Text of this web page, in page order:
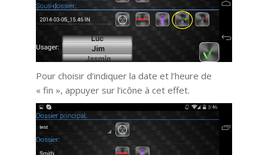
Pour choisir d’indiquer la date et l’heure de
« fin », appuyer sur l’icône à cet effet.